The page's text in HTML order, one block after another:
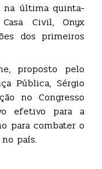
na última quinta-
Civil, Onyx
dos primeiros
proposto pelo
Pública, Sérgio
no Congresso
efetivo para a
para combater o
país.